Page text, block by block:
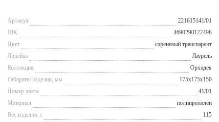
Артикул
221615141/01
ШК
4690290122498
Цвет
сиреневый транспарент
Линейка
Лаурель
Коллекция
Орхидея
Габариты изделия, мм
175x175x150
Номер цвета
41/01
Материал
полипропилен
Вес изделия, г
115